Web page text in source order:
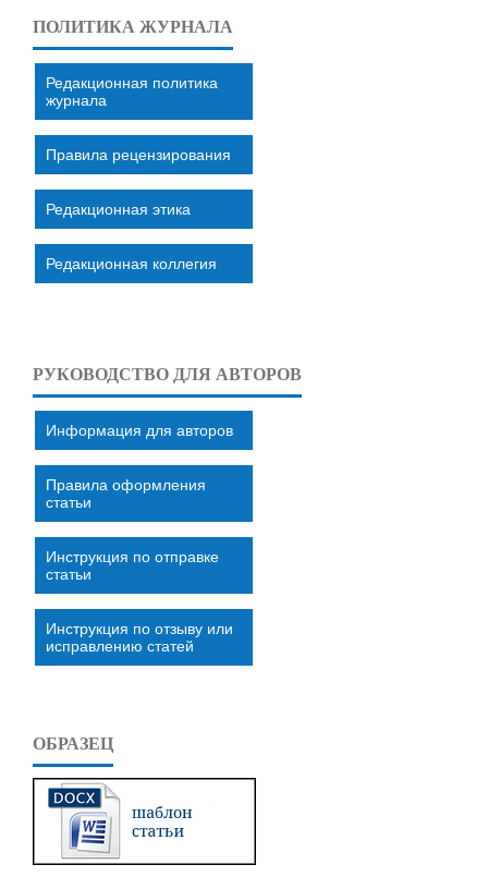
ПОЛИТИКА ЖУРНАЛА
Редакционная политика
журнала
Правила рецензирования
Редакционная этика
Редакционная коллегия
РУКОВОДСТВО ДЛЯ АВТОРОВ
Информация для авторов
Правила оформления
статьи
Инструкция по отправке
статьи
Инструкция по отзыву или
исправлению статей
ОБРАЗЕЦ